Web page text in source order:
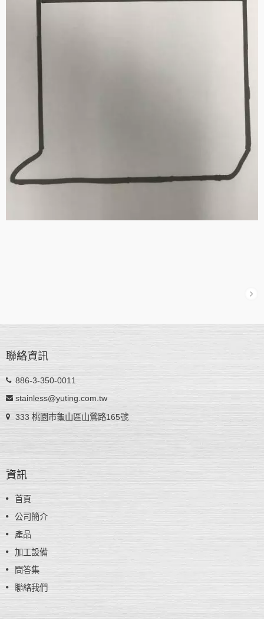
聯絡資訊
886-3-350-0011
stainless@yuting.com.tw
333 桃園市龜山區山鶯路165號
資訊
首頁
公司簡介
產品
加工設備
問答集
聯絡我們